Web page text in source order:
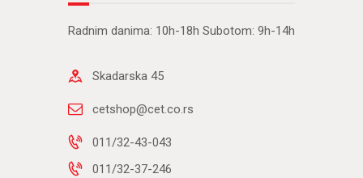
Radnim danima: 10h-18h Subotom: 9h-14h
Skadarska 45
cetshop@cet.co.rs
011/32-43-043
011/32-37-246